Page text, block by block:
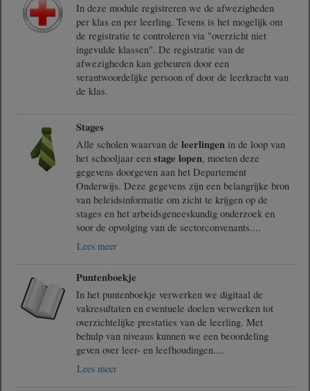
In deze module registreren we de afwezigheden
per klas en per leerling. Tevens is het mogelijk om
de registratie te controleren via "overzicht niet
ingevulde klassen". De registratie van de
afwezigheden kan gebeuren door een
verantwoordelijke persoon of door de leerkracht van
de klas.
Stages
Alle scholen waarvan de leerlingen in de loop van
het schooljaar een stage lopen, moeten deze
gegevens doorgeven aan het Departement
Onderwijs. Deze gegevens zijn een belangrijke bron
van beleidsinformatie om zicht te krijgen op de
stages en het arbeidsgeneeskundig onderzoek en
voor de opvolging van de sectorconvenants....
Lees meer
Puntenboekje
In het puntenboekje verwerken we digitaal de
vakresultaten en eventuele doelen verwerken tot
overzichtelijke prestaties van de leerling. Met
behulp van niveaus kunnen we een beoordeling
geven over leer- en leefhoudingen....
Lees meer